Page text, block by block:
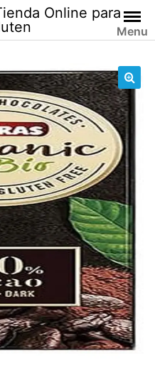
Online para
Menu
🔍